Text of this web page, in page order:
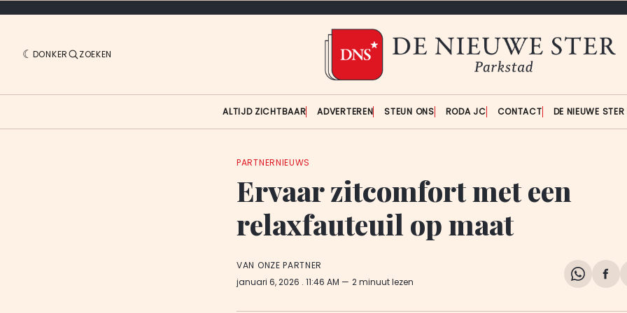
DONKER ZOEKEN
ALTIJD ZICHTBAAR ADVERTEREN STEUN ONS RODA JC CONTACT DE NIEUWE
PARTNERNIEUWS
Ervaar zitcomfort met een
relaxfauteuil op maat
VAN ONZE PARTNER
januari 6, 2026 . 11:46 AM 2 minuut lezen
Share